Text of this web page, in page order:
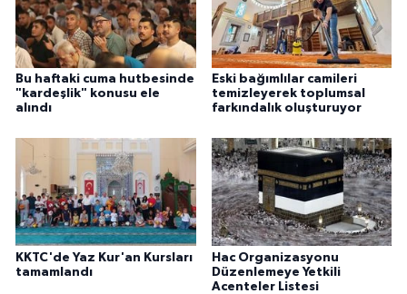
Bu haftaki cuma hutbesinde
"kardeşlik" konusu ele
alındı
Eski bağımlılar camileri
temizleyerek toplumsal
farkındalık oluşturuyor
KKTC'de Yaz Kur'an Kursları
tamamlandı
Hac Organizasyonu
Düzenlemeye Yetkili
Acenteler Listesi